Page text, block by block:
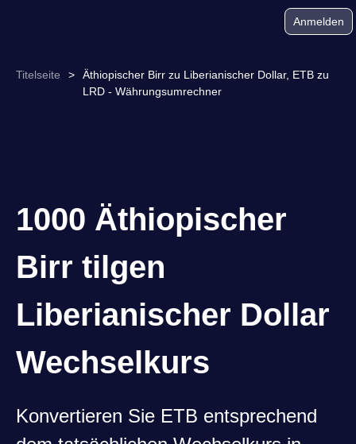
Anmelden
Titelseite >
Äthiopischer Birr zu Liberianischer Dollar, ETB zu
LRD - Währungsumrechner
1000 Äthiopischer
Birr tilgen
Liberianischer Dollar
Wechselkurs
Konvertieren Sie ETB entsprechend